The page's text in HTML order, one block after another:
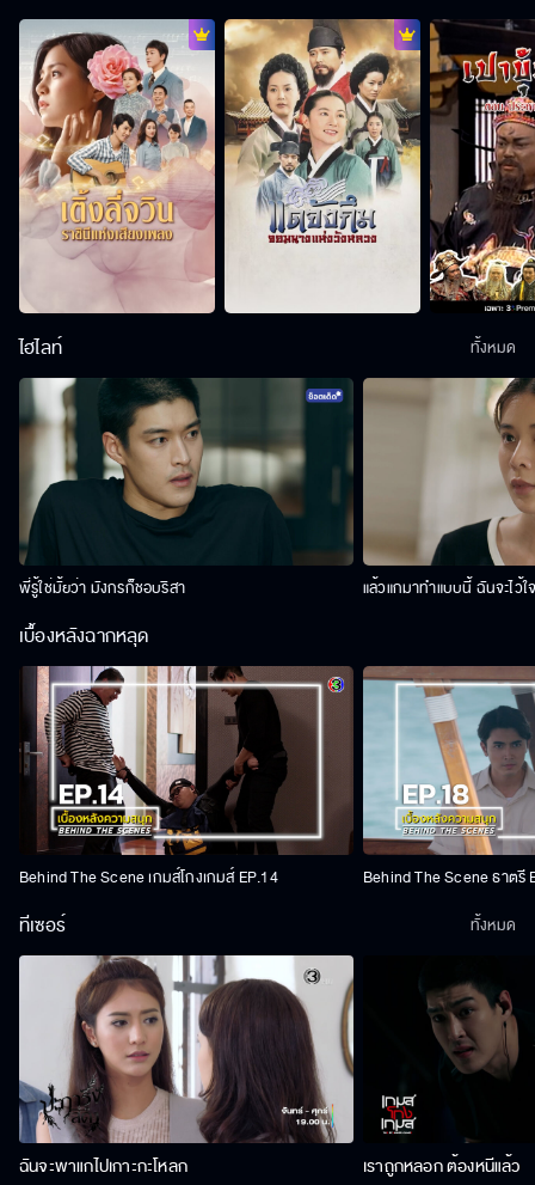
ไฮไลท์
พี่รู้ใช่มั้ยว่า มังกรก็ชอบริสา แล้วแกมาทำแบบนี้ ฉันจะไว้ใ
ทั้งหมด
เบื้องหลังฉากหลุด
Behind The Scene เกมส์โกงเกมส์ EP.14 Behind The Scene ธาตรี
ทีเซอร์
ฉันจะพาแกไปเกาะกะโหลก เราถูกหลอก ต้องหนีแล้ว
ทั้งหมด